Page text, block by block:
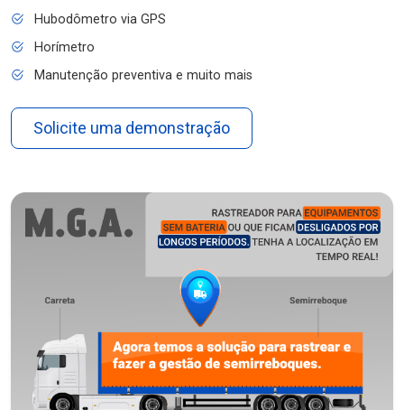
Hubodômetro via GPS
Horímetro
Manutenção preventiva e muito mais
Solicite uma demonstração